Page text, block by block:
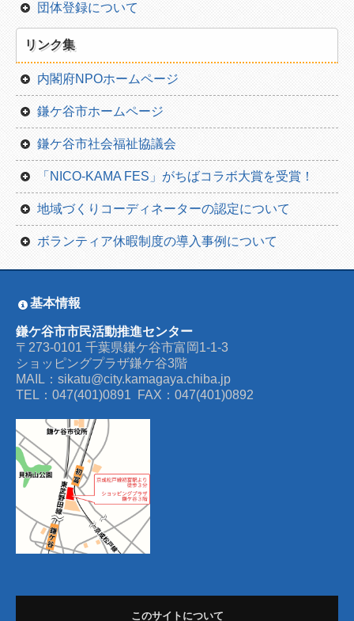
団体登録について
リンク集
内閣府NPOホームページ
鎌ケ谷市ホームページ
鎌ケ谷市社会福祉協議会
「NICO-KAMA FES」がちばコラボ大賞を受賞！
地域づくりコーディネーターの認定について
ボランティア休暇制度の導入事例について
基本情報
鎌ケ谷市市民活動推進センター
〒273-0101 千葉県鎌ケ谷市富岡1-1-3
ショッピングプラザ鎌ケ谷3階
MAIL：sikatu@city.kamagaya.chiba.jp
TEL：047(401)0891 FAX：047(401)0892
このサイトについて